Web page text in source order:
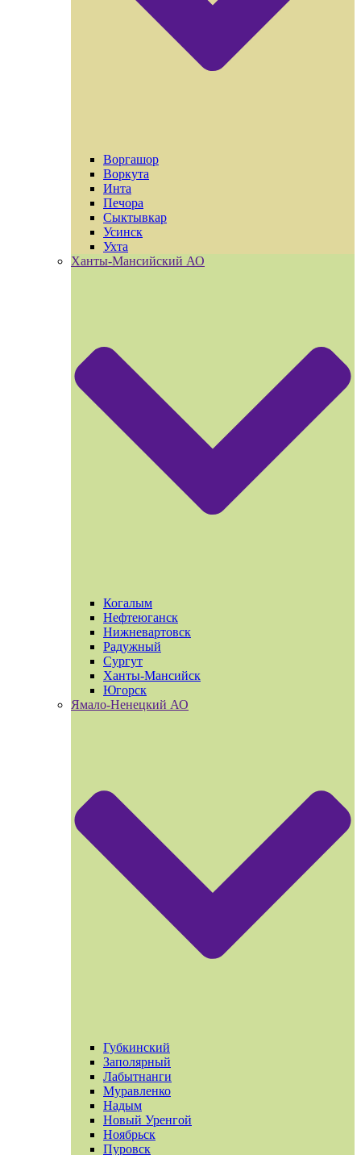
Воргашор
Воркута
Инта
Печора
Сыктывкар
Усинск
Ухта
Ханты-Мансийский АО
Когалым
Нефтеюганск
Нижневартовск
Радужный
Сургут
Ханты-Мансийск
Югорск
Ямало-Ненецкий АО
Губкинский
Заполярный
Лабытнанги
Муравленко
Надым
Новый Уренгой
Ноябрьск
Пуровск